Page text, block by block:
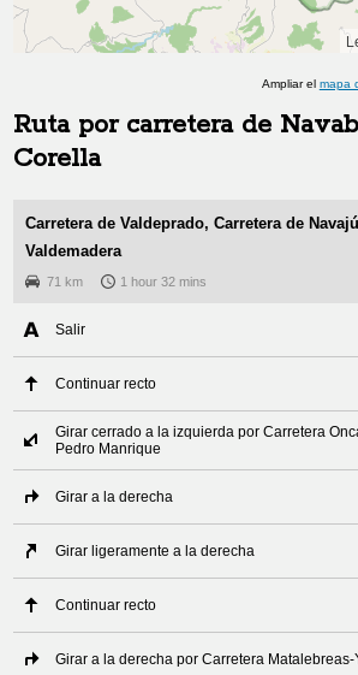
Ampliar el mapa
Ruta por carretera de
Corella
Carretera de Valdeprado, Carretera de
Valdemadera
71 km 1 hour 32 mins
Salir
Continuar recto
Girar cerrado a la izquierda por Carretera
Pedro Manrique
Girar a la derecha
Girar ligeramente a la derecha
Continuar recto
Girar a la derecha por Carretera Matalebreas-